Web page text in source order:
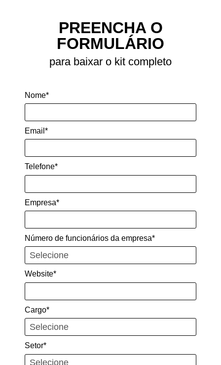
PREENCHA O
FORMULÁRIO
para baixar o kit completo
Nome*
Email*
Telefone*
Empresa*
Número de funcionários da empresa*
Website*
Cargo*
Setor*